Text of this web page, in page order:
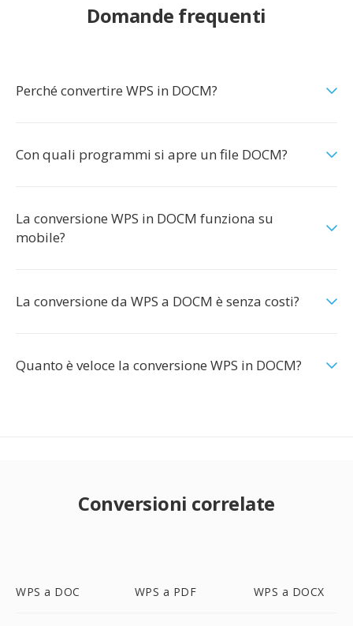
Domande frequenti
Perché convertire WPS in DOCM?
Con quali programmi si apre un file DOCM?
La conversione WPS in DOCM funziona su
mobile?
La conversione da WPS a DOCM è senza costi?
Quanto è veloce la conversione WPS in DOCM?
Conversioni correlate
WPS a DOC WPS a PDF WPS a DOCX